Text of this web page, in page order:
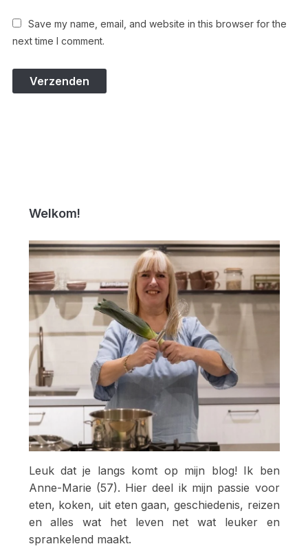
Save my name, email, and website in this browser for the
next time I comment.
Welkom!
Leuk dat je langs komt op mijn blog! Ik ben
Anne-Marie (57). Hier deel ik mijn passie voor
eten, koken, uit eten gaan, geschiedenis, reizen
en alles wat het leven net wat leuker en
sprankelend maakt.